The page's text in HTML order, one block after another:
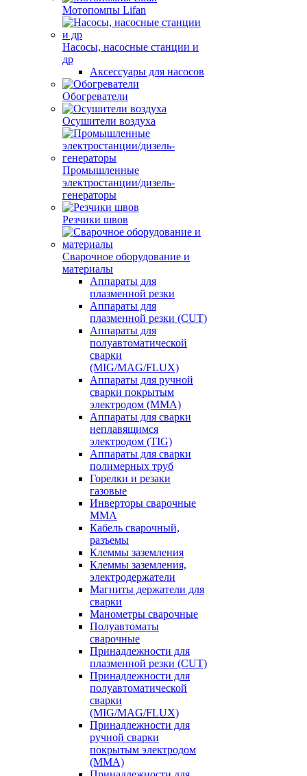
Мотопомпы Lifan
Насосы, насосные станции и
др
Аксессуары для насосов
Обогреватели
Осушители воздуха
Промышленные
электростанции/дизель-
генераторы
Резчики швов
Сварочное оборудование и
материалы
Аппараты для
плазменной резки
Аппараты для
плазменной резки (CUT)
Аппараты для
полуавтоматической
сварки
(MIG/MAG/FLUX)
Аппараты для ручной
сварки покрытым
электродом (MMA)
Аппараты для сварки
неплавящимся
электродом (TIG)
Аппараты для сварки
полимерных труб
Горелки и резаки
газовые
Инверторы сварочные
ММА
Кабель сварочный,
разъемы
Клеммы заземления
Клеммы заземления,
электродержатели
Магниты держатели для
сварки
Манометры сварочные
Полуавтоматы
сварочные
Принадлежности для
плазменной резки (CUT)
Принадлежности для
полуавтоматической
сварки
(MIG/MAG/FLUX)
Принадлежности для
ручной сварки
покрытым электродом
(MMA)